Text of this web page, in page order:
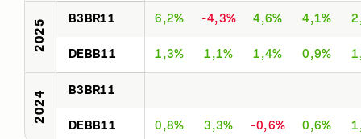
2025 B3BR11 6,2% -4,3% 4,6% 4,1%
DEBB11 1,3% 1,1% 1,4% 0,9%
2024 B3BR11
DEBB11 0,8% 3,3% -0,6% 0,6%